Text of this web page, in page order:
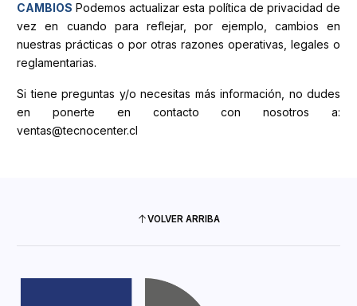
CAMBIOS Podemos actualizar esta política de privacidad de
vez en cuando para reflejar, por ejemplo, cambios en
nuestras prácticas o por otras razones operativas, legales o
reglamentarias.
Si tiene preguntas y/o necesitas más información, no dudes
en ponerte en contacto con nosotros a:
ventas@tecnocenter.cl
VOLVER ARRIBA